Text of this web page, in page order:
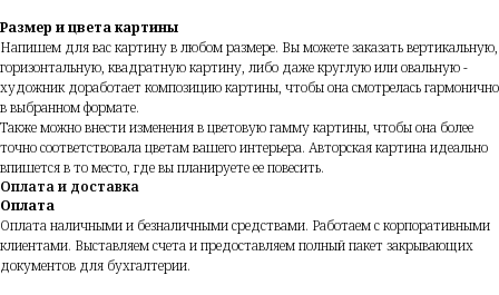
Размер и цвета картины
Напишем для вас картину в любом размере. Вы можете заказать вертикальную,
горизонтальную, квадратную картину, либо даже круглую или овальную -
художник доработает композицию картины, чтобы она смотрелась гармонично
в выбранном формате.
Также можно внести изменения в цветовую гамму картины, чтобы она более
точно соответствовала цветам вашего интерьера. Авторская картина идеально
впишется в то место, где вы планируете ее повесить.
Оплата и доставка
Оплата
Оплата наличными и безналичными средствами. Работаем с корпоративными
клиентами. Выставляем счета и предоставляем полный пакет закрывающих
документов для бухгалтерии.